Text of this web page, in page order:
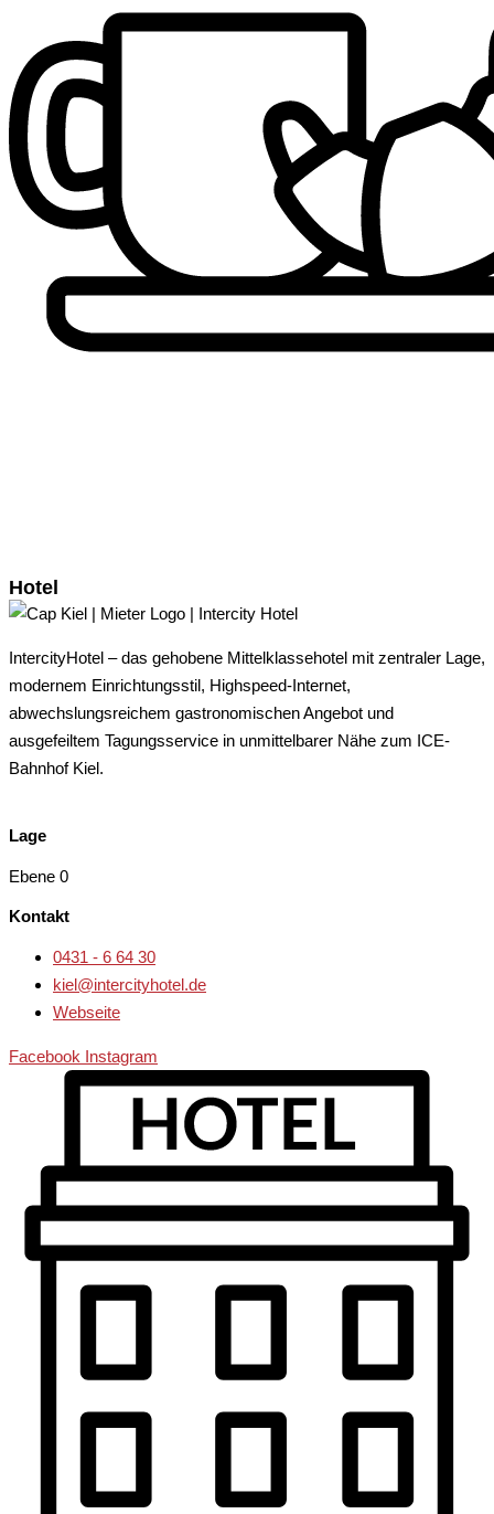
Hotel
IntercityHotel – das gehobene Mittelklassehotel mit zentraler Lage,
modernem Einrichtungsstil, Highspeed-Internet,
abwechslungsreichem gastronomischen Angebot und
ausgefeiltem Tagungsservice in unmittelbarer Nähe zum ICE-
Bahnhof Kiel.
Lage
Ebene 0
Kontakt
0431 - 6 64 30
kiel@intercityhotel.de
Webseite
Facebook Instagram